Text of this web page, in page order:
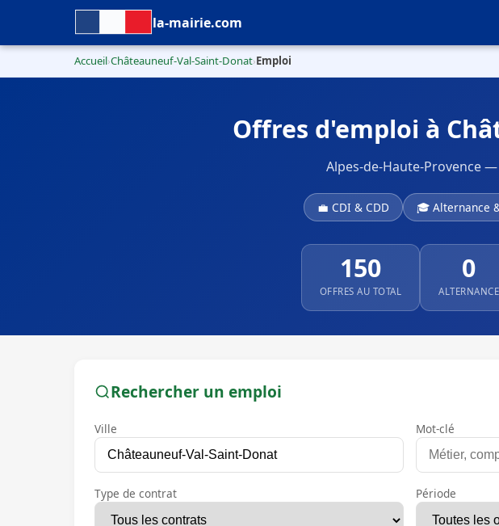
la-mairie.com
Accueil›Châteauneuf-Val-Saint-Donat›Emploi
Offres d'emploi à
Alpes-de-Haute-Provence
💼 CDI & CDD 🎓 Alternance
150
OFFRES AU TOTAL
0
ALTERNANCE
Rechercher un emploi
Ville Mot-clé
Type de contrat Période